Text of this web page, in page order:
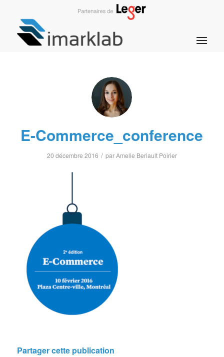
E-Commerce_conference
20 décembre 2016 / parAmelie Beriault Poirier
Partager cette publication